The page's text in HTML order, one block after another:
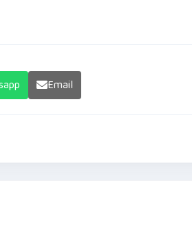
Email